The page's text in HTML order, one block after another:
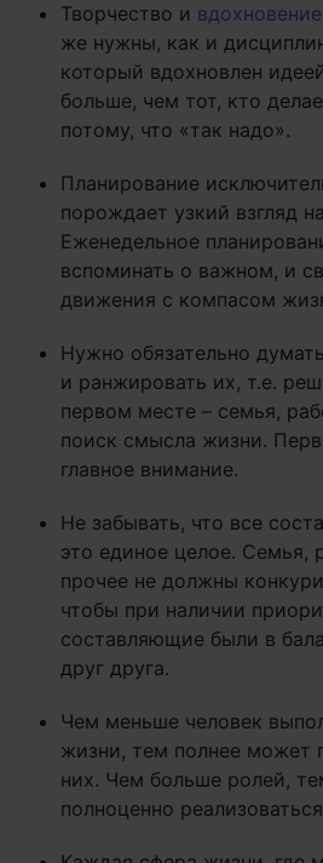
Творчество и вдохновение
же нужны, как и
который вдохновлен
больше, чем тот, кто
потому, что «так надо».
Планирование
порождает узкий взгляд
Еженедельное
вспоминать о важном, и
движения с компасом
Нужно обязательно
и ранжировать их, т.е.
первом месте – семья,
поиск смысла жизни.
главное внимание.
Не забывать, что все
это единое целое. Семья,
прочее не должны
чтобы при наличии
составляющие были в
друг друга.
Чем меньше человек
жизни, тем полнее может
них. Чем больше ролей,
полноценно